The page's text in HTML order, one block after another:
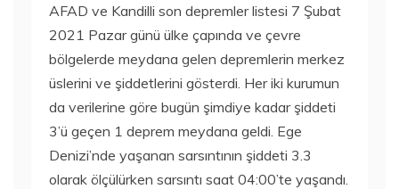
AFAD ve Kandilli son depremler listesi 7 Şubat
2021 Pazar günü ülke çapında ve çevre
bölgelerde meydana gelen depremlerin merkez
üslerini ve şiddetlerini gösterdi. Her iki kurumun
da verilerine göre bugün şimdiye kadar şiddeti
3’ü geçen 1 deprem meydana geldi. Ege
Denizi’nde yaşanan sarsıntının şiddeti 3.3
olarak ölçülürken sarsıntı saat 04:00’te yaşandı.